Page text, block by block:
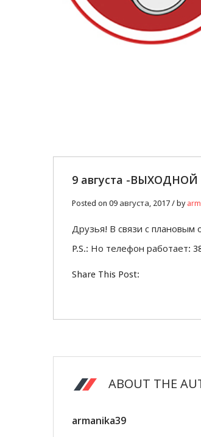
9 августа -ВЫХОДНОЙ
Posted on 09 августа, 2017 / by
Друзья! В связи с плановым
P.S.: Но телефон работает:
Share This Post:
ABOUT THE
armanika39